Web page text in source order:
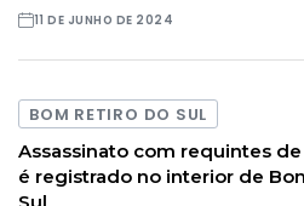
11 DE JUNHO DE 2024
BOM RETIRO DO SUL
Assassinato com requintes
é registrado no interior de